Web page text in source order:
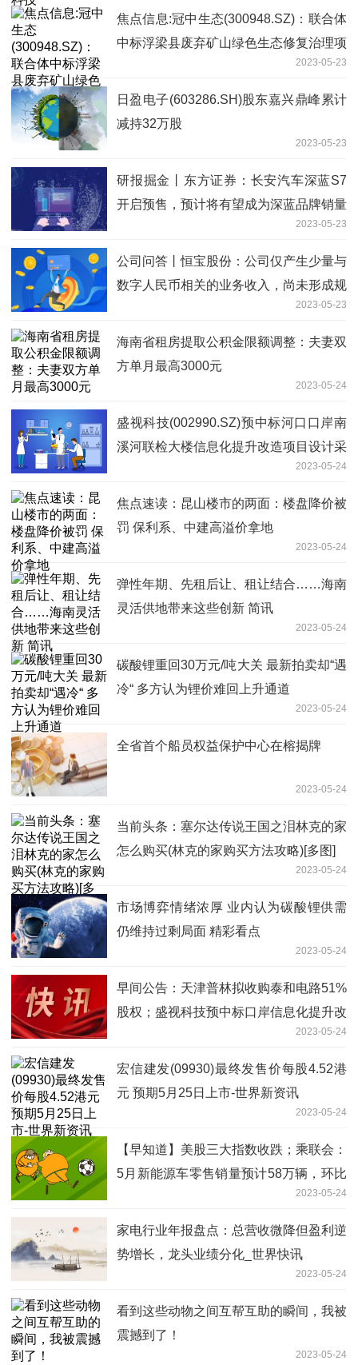
焦点信息:冠中生态(300948.SZ)：联合体
中标浮梁县废弃矿山绿色生态修复治理项
2023-05-23
日盈电子(603286.SH)股东嘉兴鼎峰累计
减持32万股
2023-05-23
研报掘金丨东方证券：长安汽车深蓝S7
开启预售，预计将有望成为深蓝品牌销量
2023-05-23
公司问答丨恒宝股份：公司仅产生少量与
数字人民币相关的业务收入，尚未形成规
2023-05-23
海南省租房提取公积金限额调整：夫妻双
方单月最高3000元
2023-05-24
盛视科技(002990.SZ)预中标河口口岸南
溪河联检大楼信息化提升改造项目设计采
2023-05-24
焦点速读：昆山楼市的两面：楼盘降价被
罚 保利系、中建高溢价拿地
2023-05-24
弹性年期、先租后让、租让结合……海南
灵活供地带来这些创新 简讯
2023-05-24
碳酸锂重回30万元/吨大关 最新拍卖却“遇
冷“ 多方认为锂价难回上升通道
2023-05-24
全省首个船员权益保护中心在榕揭牌
2023-05-24
当前头条：塞尔达传说王国之泪林克的家
怎么购买(林克的家购买方法攻略)[多图]
2023-05-24
市场博弈情绪浓厚 业内认为碳酸锂供需
仍维持过剩局面 精彩看点
2023-05-24
早间公告：天津普林拟收购泰和电路51%
股权；盛视科技预中标口岸信息化提升改
2023-05-24
宏信建发(09930)最终发售价每股4.52港
元 预期5月25日上市-世界新资讯
2023-05-24
【早知道】美股三大指数收跌；乘联会：
5月新能源车零售销量预计58万辆，环比
2023-05-24
家电行业年报盘点：总营收微降但盈利逆
势增长，龙头业绩分化_世界快讯
2023-05-24
看到这些动物之间互帮互助的瞬间，我被
震撼到了！
2023-05-24